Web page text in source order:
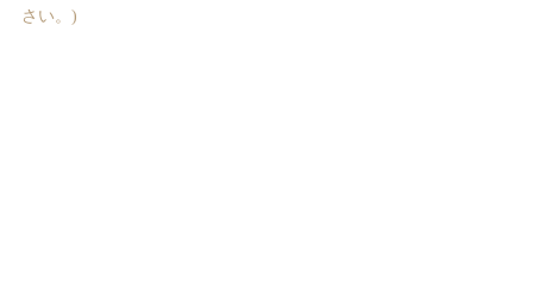
さい。)